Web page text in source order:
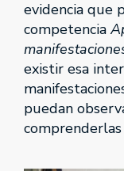
evidencia que
competencia
existir esa
puedan